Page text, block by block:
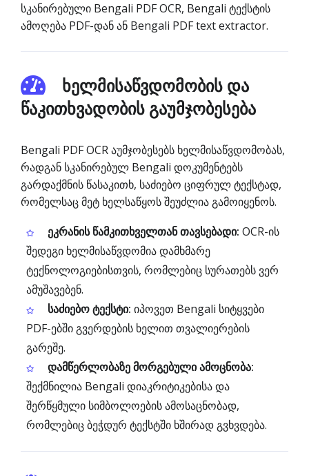
სკანირებული Bengali PDF OCR, Bengali ტექსტის
ამოღება PDF-დან ან Bengali PDF text extractor.
ხელმისაწვდომობის და
წაკითხვადობის გაუმჯობესება
Bengali PDF OCR აუმჯობესებს ხელმისაწვდომობას,
რადგან სკანირებულ Bengali დოკუმენტებს
გარდაქმნის წასაკითხ, საძიებო ციფრულ ტექსტად,
რომელსაც მეტ ხელსაწყოს შეუძლია გამოიყენოს.
ეკრანის წამკითხველთან თავსებადი: OCR-ის
შედეგი ხელმისაწვდომია დამხმარე
ტექნოლოგიებისთვის, რომლებიც სურათებს ვერ
ამუშავებენ.
საძიებო ტექსტი: იპოვეთ Bengali სიტყვები
PDF-ებში გვერდების ხელით თვალიერების
გარეშე.
დამწერლობაზე მორგებული ამოცნობა:
შექმნილია Bengali დიაკრიტიკებისა და
შერწყმული სიმბოლოების ამოსაცნობად,
რომლებიც ბეჭდურ ტექსტში ხშირად გვხვდება.